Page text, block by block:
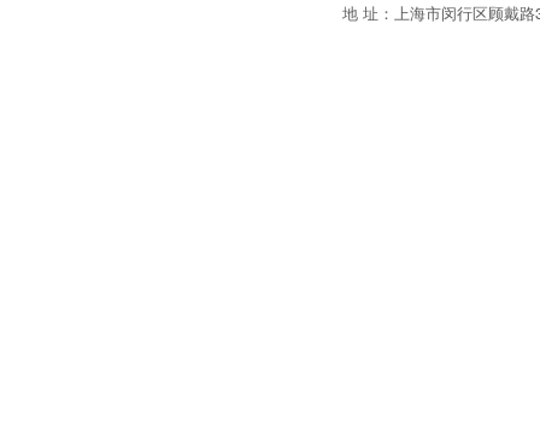
地 址：上海市闵行区顾戴